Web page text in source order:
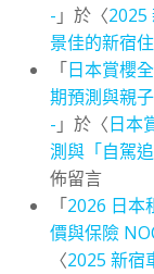
- 」於〈2025
景佳的新宿
「日本賞櫻
期預測與親
- 」於〈日本
測與「自駕
佈留言
「2026 日本
價與保險
〈2025 新宿